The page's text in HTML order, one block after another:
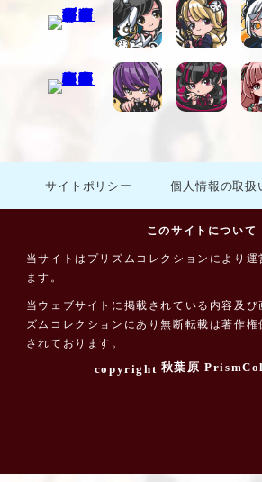
サイトポリシー 個人情報の取扱
このサイトについて
当サイトはプリズムコレクションにより運
ます。
当ウェブサイトに掲載されている内容及び
ズムコレクションにあり無断転載は著作権
されております。
copyright 秋葉原